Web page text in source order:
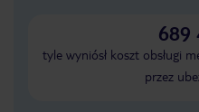
689
tyle wyniósł koszt obsługi
przez